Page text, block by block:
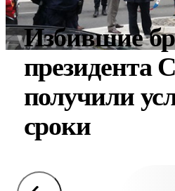
Избившие
президента
получили
сроки